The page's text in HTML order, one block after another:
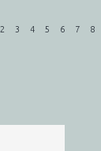
2 3 4 5 6 7 8